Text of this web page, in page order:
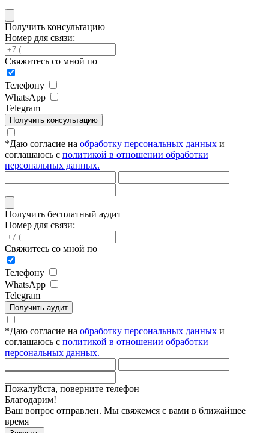
Получить консультацию
Номер для связи:
Свяжитесь со мной по
Телефону
WhatsApp
Telegram
Получить консультацию
*Даю согласие на обработку персональных данных и
соглашаюсь с политикой в отношении обработки
персональных данных.
Получить бесплатный аудит
Номер для связи:
Свяжитесь со мной по
Телефону
WhatsApp
Telegram
Получить аудит
*Даю согласие на обработку персональных данных и
соглашаюсь с политикой в отношении обработки
персональных данных.
Пожалуйста, поверните телефон
Благодарим!
Ваш вопрос отправлен. Мы свяжемся с вами в ближайшее
время